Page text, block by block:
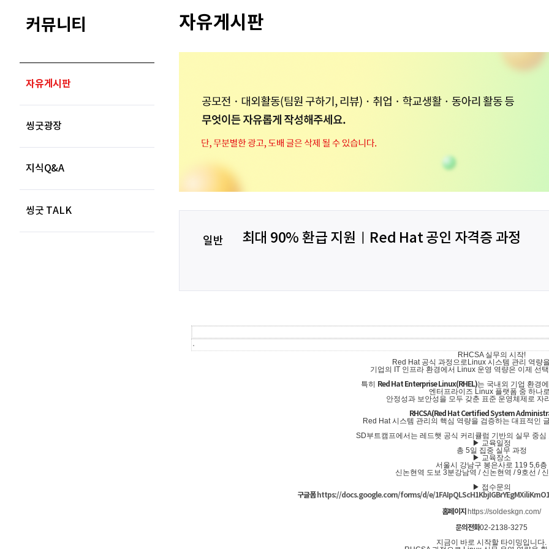
커뮤니티
자유게시판
씽굿광장
지식Q&A
씽굿 TALK
자유게시판
일반 최대 90% 환급 지원ㅣRed Hat 공인 자격증 과정
RHCSA 실무의 시작!
Red Hat 공식 과정으로Linux 시스템 관리 역량
기업의 IT 인프라 환경에서 Linux 운영 역량은 이제 선
특히
Red Hat Enterprise Linux(RHEL)는 국내외 기업 환경
엔터프라이즈 Linux 플랫폼 중 하나
안정성과 보안성을 모두 갖춘 표준 운영체제로 자
RHCSA(Red Hat Certified System
Red Hat 시스템 관리의 핵심 역량을 검증하는 대표적인
SD부트캠프에서는 레드햇 공식 커리큘럼 기반의 실무 중
▶ 교육일정
총 5일 집중 실무 과정
▶ 교육장소
서울시 강남구 봉은사로 119 5,6층
신논현역 도보 3분강남역 / 신논현역 / 9호선 /
▶ 접수문의
구글폼 https://docs.google.com/forms/d/e/
홈페이지 https://soldeskgn.com/
문의전화02-2138-3275
지금이 바로 시작할 타이밍입니다.